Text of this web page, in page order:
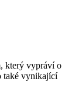
který vypráví o
také vynikající